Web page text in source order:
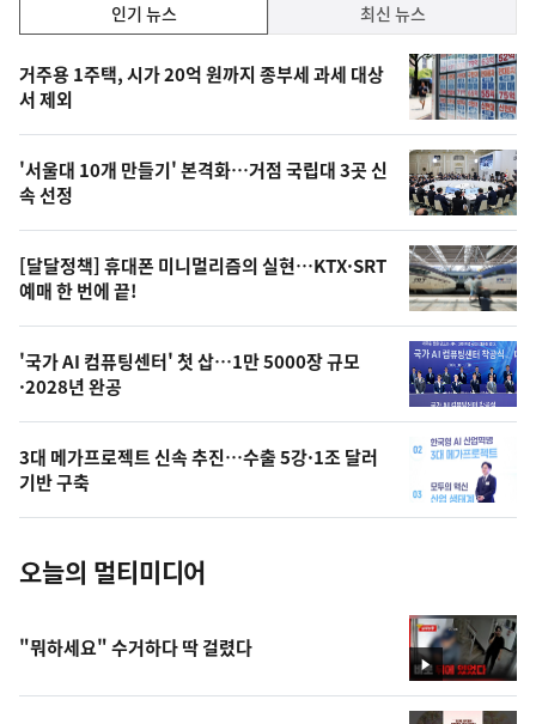
기,
최
신,
오
늘
의
영
상
오
늘
의
사
진
인기 뉴스 최신 뉴스
기
뉴
스
거주용 1주택, 시가 20억 원까지 종부세 과세 대상
서 제외
'서울대 10개 만들기' 본격화…거점 국립대 3곳 신
속 선정
[달달정책] 휴대폰 미니멀리즘의 실현…KTX·SRT
예매 한 번에 끝!
'국가 AI 컴퓨팅센터' 첫 삽…1만 5000장 규모
·2028년 완공
3대 메가프로젝트 신속 추진…수출 5강·1조 달러
기반 구축
오늘의 멀티미디어
영
상
"뭐하세요" 수거하다 딱 걸렸다